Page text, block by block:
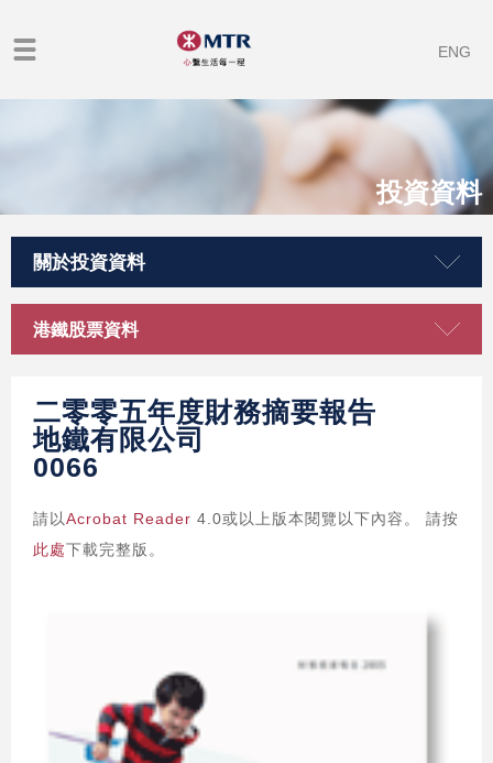
ENG
投資資料
關於投資資料
港鐵股票資料
二零零五年度財務摘要報告
地鐵有限公司
0066
請以Acrobat Reader 4.0或以上版本閱覽以下內容。 請按
此處下載完整版。